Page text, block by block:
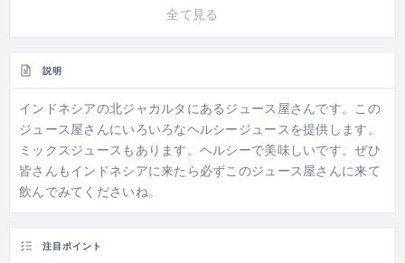
全て見る
説明
インドネシアの北ジャカルタにあるジュース屋さんです。この
ジュース屋さんにいろいろなヘルシージュースを提供します。
ミックスジュースもあります。ヘルシーで美味しいです。ぜひ
皆さんもインドネシアに来たら必ずこのジュース屋さんに来て
飲んでみてくださいね。
注目ポイント